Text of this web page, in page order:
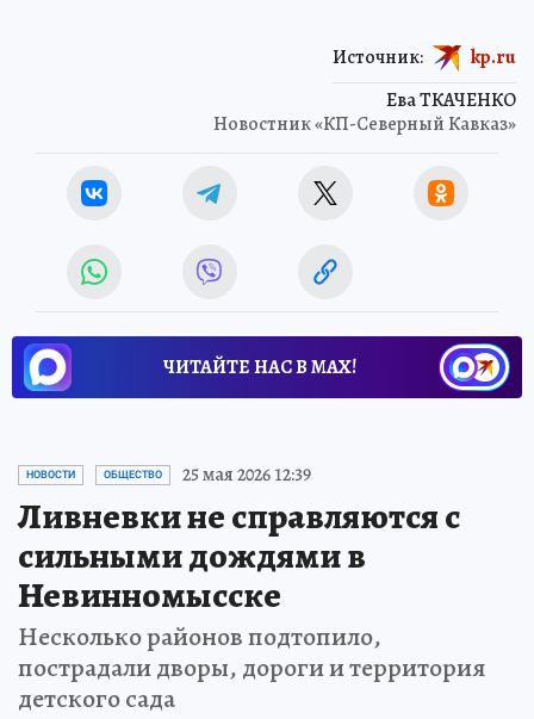
Ева ТКАЧЕНКО
Новостник «КП-Северный Кавказ»
Источник: kp.ru
ЧИТАЙТЕ НАС В МАХ!
НОВОСТИ ОБЩЕСТВО 25 мая 2026 12:39
Ливневки не справляются с
сильными дождями в
Невинномысске
Несколько районов подтопило,
пострадали дворы, дороги и территория
детского сада